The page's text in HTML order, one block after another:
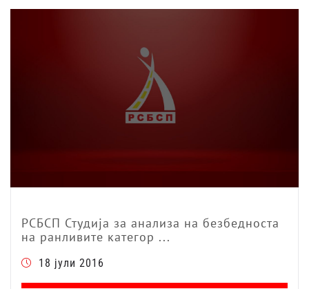
РСБСП Студија за анализа на безбедноста
на ранливите категор ...
18 јули 2016